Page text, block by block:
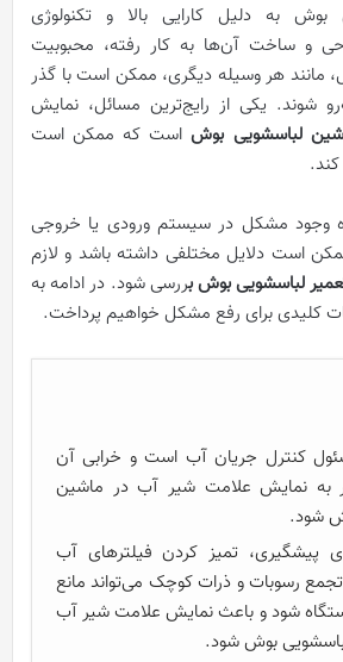
به دلیل کارایی بالا و تکنولوژی
و ساخت آن‌ها به کار رفته، محبوبیت
مانند هر وسیله دیگری، ممکن است با گذر
شوند. یکی از رایج‌ترین مسائل، نمایش
لباسشویی بوشاست که ممکن است
کند.
وجود مشکل در سیستم ورودی یا خروجی
است دلایل مختلفی داشته باشد و لازم
لباسشویی بوش بررسی شود. در ادامه به
کلیدی برای رفع مشکل خواهیم پرداخت.
کنترل جریان آب است و خرابی آن
به نمایش علامت شیر آب در ماشین
شود.
پیشگیری، تمیز کردن فیلترهای آب
رسوبات و ذرات کوچک می‌تواند مانع
شود و باعث نمایش علامت شیر آب
بوش شود.